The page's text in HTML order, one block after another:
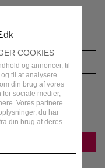
COOKIES
og annoncer, til
til at analysere
din brug af vores
for sociale medier,
Vores partnere
du har
din brug af deres